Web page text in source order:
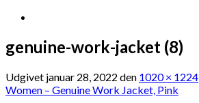
genuine-work-jacket (8)
Udgivet januar 28, 2022 den 1020 × 1224
Women – Genuine Work Jacket, Pink